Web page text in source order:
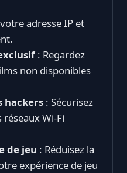
adresse IP et
: Regardez
non disponibles
hackers : Sécurisez
Wi-Fi
de jeu : Réduisez la
expérience de jeu